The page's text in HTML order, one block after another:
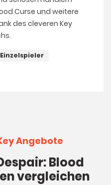
Curse und weitere
des cleveren Key
Einzelspieler
Angebote
Blood
vergleichen